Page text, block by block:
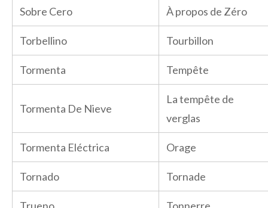
Sobre Cero À propos de Zéro
Torbellino Tourbillon
Tormenta Tempête
Tormenta De Nieve
La tempête de
verglas
Tormenta Eléctrica Orage
Tornado Tornade